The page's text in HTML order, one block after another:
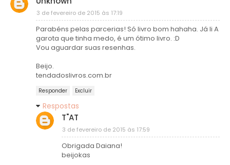
3 de fevereiro de 2015 às 17:19
Parabéns pelas parcerias! Só livro bom hahaha. Já li A
garota que tinha medo, é um ótimo livro. :D
Vou aguardar suas resenhas.
Beijo.
tendadoslivros.com.br
Responder Excluir
Respostas
T"AT
3 de fevereiro de 2015 às 17:59
Obrigada Daiana!
beijokas